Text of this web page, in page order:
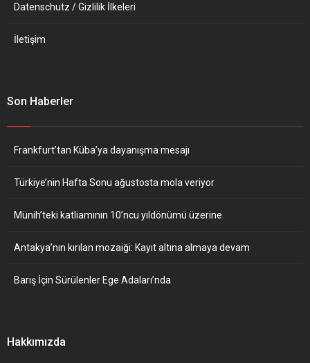
Datenschutz / Gizlilik İlkeleri
İletişim
Son Haberler
Frankfurt’tan Küba’ya dayanışma mesajı
Türkiye’nin Hafta Sonu ağustosta mola veriyor
Münih’teki katliamının 10’ncu yıldönümü üzerine
Antakya’nın kırılan mozaiği: Kayıt altına almaya devam
Barış İçin Sürülenler Ege Adaları’nda
Hakkımızda